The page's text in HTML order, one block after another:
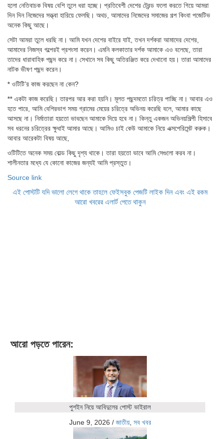
হলো নেতিবাচক বিষয় বেশি তুলে ধরা হচ্ছে। প্রতিবেশী দেশের ট্রেন্ড ফলো করতে গিয়ে আমরা
দিন দিন নিজেদের সত্ত্বা হারিয়ে ফেলছি। অথচ, আমাদের নিজেদের সমাজের গল্প কিংবা পজেটিভ
অনেক কিছু আছে।
সেটা আমরা তুলে ধরছি না। আমি যখন দেশের বাইরে যাই, তখন দর্শকরা আমাদের দেশের,
আমাদের নিজস্ব গল্পেরই প্রশংসা করেন। এমনি কলকাতার দর্শক আমাকে এও বলেছে, তারা
তাদের ধারাবাহিক পছন্দ করে না। সেখানে সব কিছু অতিরঞ্জিত করে দেখানো হয়। তারা আমাদের
নাটক ভীষণ পছন্দ করেন।
* ওটিটি’র কাজ করছেন না কেন?
** একটা কাজ করেছি। তারপর আর করা হয়নি। মূলত পছন্দমতো চরিত্র পাচ্ছি না। আবার এও
হতে পারে, আমি বেশিরভাগ সময় গ্রামের মেয়ের চরিত্রে অভিনয় করেছি বলে, আমার কাছে
আসছে না। নির্মাতারা হয়তো ভাবছেন আমাকে দিয়ে হবে না। কিন্তু একজন অভিনয়শিল্পী হিসাবে
সব ধরনের চরিত্রের ক্ষুধাই আমার আছে। আমিও চাই কেউ আমাকে নিয়ে এক্সপেরিমেন্ট করুক।
আবার আরেকটা বিষয় আছে,
ওটিটিতে অনেক সময় বোল্ড কিছু দৃশ্য থাকে। তারা হয়তো ভাবে আমি সেগুলো করব না।
শালীনতার মধ্যে যে কোনো কাজের জন্যই আমি প্রস্তুত।
Source link
এই পোস্টটি যদি ভালো লেগে থাকে তাহলে ফেইসবুক পেজটি লাইক দিন এবং এই রকম
আরো খবরের এলার্ট পেতে থাকুন
আরো পড়তে পারেন:
পুশইন নিয়ে আবিদুলের পোস্ট ভাইরাল
June 9, 2026 / জাতীয়, সব খবর